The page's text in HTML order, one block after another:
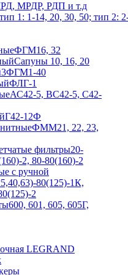
МРДР, РДП и т.д
тип 1: 1-14, 20, 30, 50; тип 2:
ФГМ16, 32
Сапуны 10, 16, 20
3ФГМ1-40
ФЛГ-1
АС42-5, ВС42-5, С42-
Г42-12Ф
ФММ21, 22, 23,
фильтры20-
2, 80-80(160)-2
с ручной
80(125)-1К,
2
600, 601, 605, 605Г,
LEGRAND